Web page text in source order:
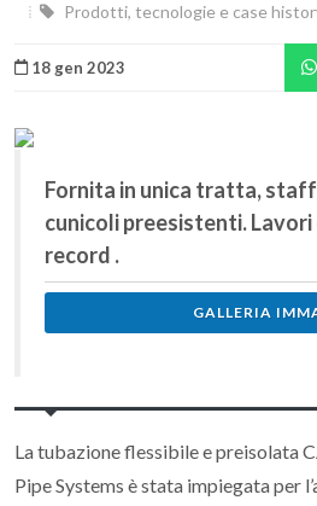
Prodotti, tecnologie e case
18 gen 2023
Fornita in unica tratta,
cunicoli preesistenti.
record .
GALLERIA
La tubazione flessibile e preisolata
Pipe Systems è stata impiegata per